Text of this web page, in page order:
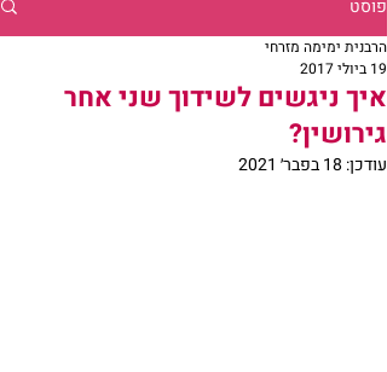
פוסט
איך ניגשים לשידוך שני אחר
גירושין?
הרבנית ימימה מזרחי
19 ביולי 2017
עודכן: 18 בפבר׳ 2021